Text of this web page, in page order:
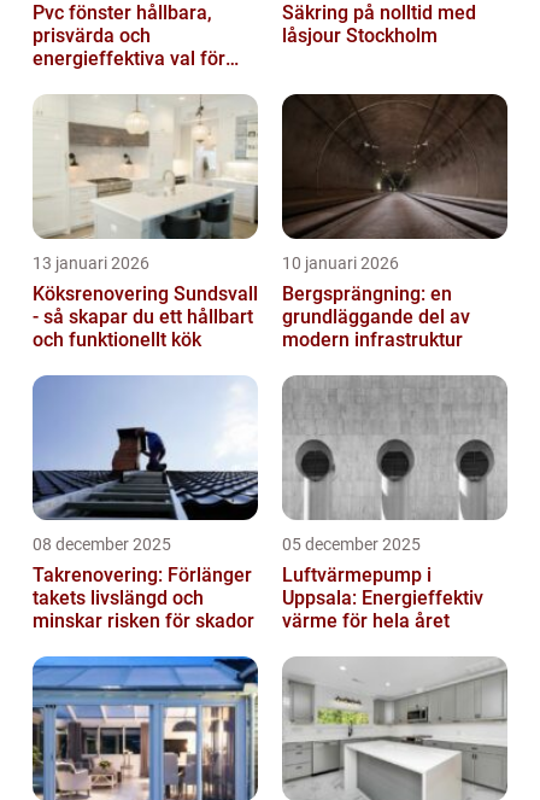
Pvc fönster hållbara,
prisvärda och
energieffektiva val för
Säkring på nolltid med
låsjour Stockholm
13 januari 2026
Köksrenovering Sundsvall
- så skapar du ett hållbart
och funktionellt kök
10 januari 2026
Bergsprängning: en
grundläggande del av
modern infrastruktur
08 december 2025
Takrenovering: Förlänger
takets livslängd och
minskar risken för skador
05 december 2025
Luftvärmepump i
Uppsala: Energieffektiv
värme för hela året